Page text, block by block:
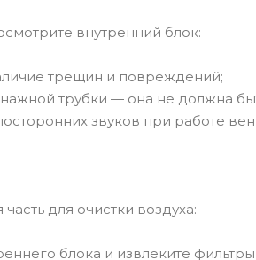
внутренний блок:
трещин и повреждений;
трубки — она не должна
звуков при работе
для очистки воздуха:
блока и извлеките